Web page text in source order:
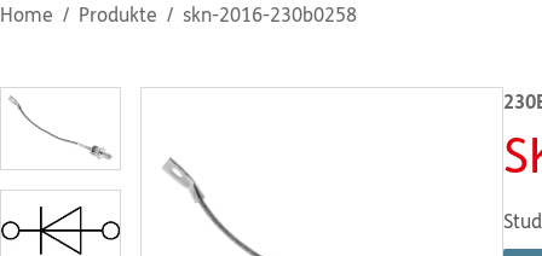
Home Produkte skn-2016-230b0258